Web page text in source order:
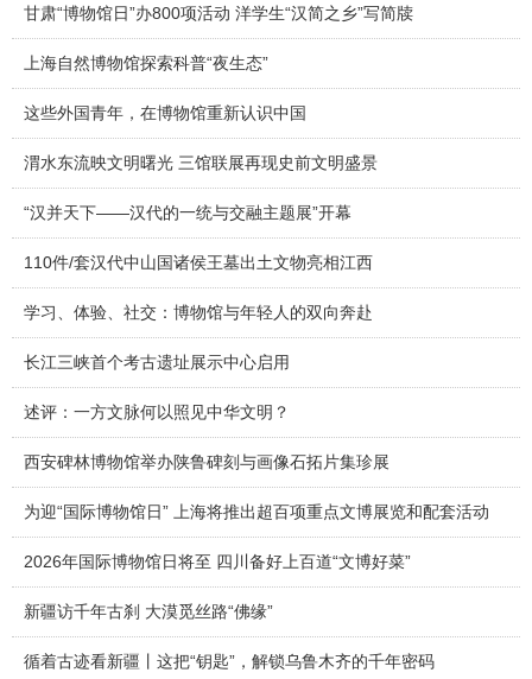
甘肃“博物馆日”办800项活动 洋学生“汉简之乡”写简牍
上海自然博物馆探索科普“夜生态”
这些外国青年，在博物馆重新认识中国
渭水东流映文明曙光 三馆联展再现史前文明盛景
“汉并天下——汉代的一统与交融主题展”开幕
110件/套汉代中山国诸侯王墓出土文物亮相江西
学习、体验、社交：博物馆与年轻人的双向奔赴
长江三峡首个考古遗址展示中心启用
述评：一方文脉何以照见中华文明？
西安碑林博物馆举办陕鲁碑刻与画像石拓片集珍展
为迎“国际博物馆日” 上海将推出超百项重点文博展览和配套活动
2026年国际博物馆日将至 四川备好上百道“文博好菜”
新疆访千年古刹 大漠觅丝路“佛缘”
循着古迹看新疆丨这把“钥匙”，解锁乌鲁木齐的千年密码